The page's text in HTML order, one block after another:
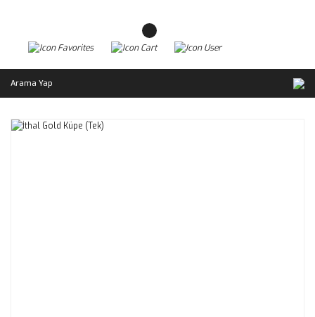
Arama Yap